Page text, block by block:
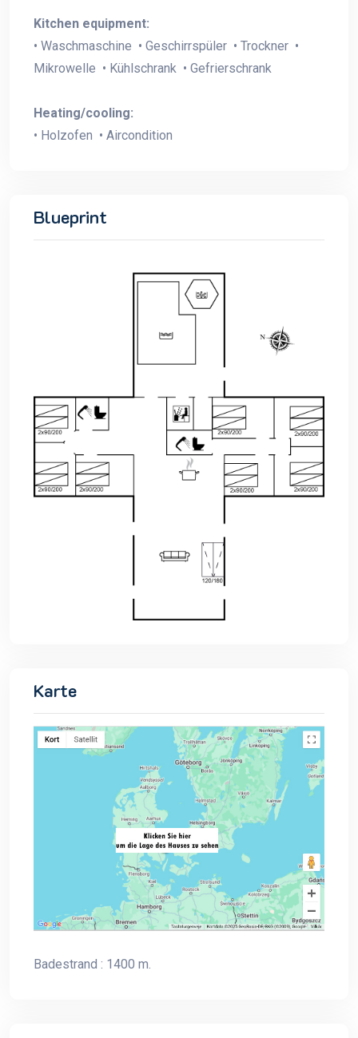
Kitchen equipment:
• Waschmaschine • Geschirrspüler • Trockner •
Mikrowelle • Kühlschrank • Gefrierschrank
Heating/cooling:
• Holzofen • Aircondition
Blueprint
Karte
Badestrand : 1400 m.